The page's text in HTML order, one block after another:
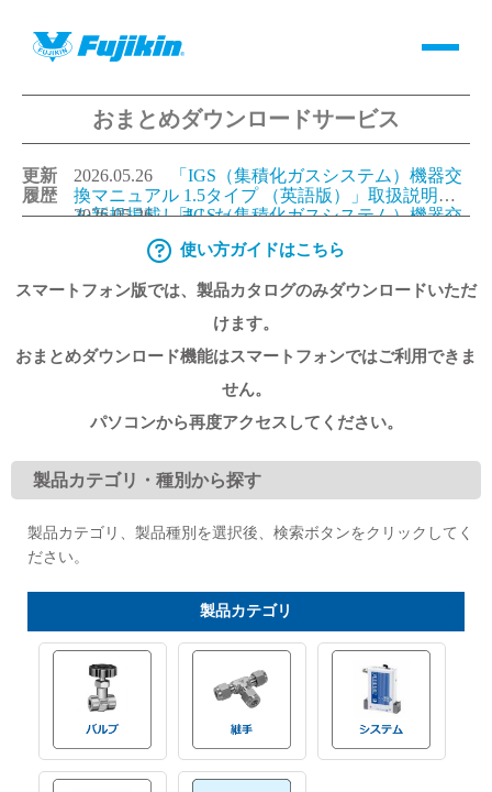
製品情報
バルブ・継手・システムを探す
製品カタログダウンロード
バルブと継手のきほん
説明会・講習会
ログイン
おまとめダウンロードサービス
更新
履歴
2026.05.26
「IGS（集積化ガスシステム）機器交
換マニュアル 1.5タイプ （英語版）」取扱説明書
を新規掲載しました。
2026.05.26「IGS（集積化ガスシステム）機器交
換マニュアル 1.125タイプ（英語版）」取扱説明書
を新規掲載しました。
2026.05.26「IGS（集積化ガスシステム）機器交
書を更新しました。
2026.05.26「IGS（集積化ガスシステム）機器交
換マニュアル 1.125タイプ（日本語版）」取扱説明
書を更新しました。
使い方ガイドはこちら
スマートフォン版では、製品カタログのみダウンロードいただ
けます。
おまとめダウンロード機能はスマートフォンではご利用できま
せん。
パソコンから再度アクセスしてください。
製品カテゴリ・種別から探す
製品カテゴリ、製品種別を選択後、検索ボタンをクリックしてく
ださい。
製品カテゴリ